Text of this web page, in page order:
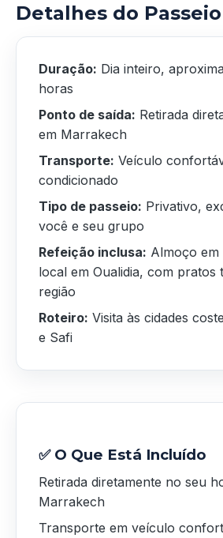
Detalhes do Passeio
Duração: Dia inteiro,
horas
Ponto de saída: Retirada
em Marrakech
Transporte: Veículo
condicionado
Tipo de passeio: Privativo,
você e seu grupo
Refeição inclusa: Almoço
local em Oualidia, com pratos
região
Roteiro: Visita às cidades
e Safi
✅ O Que Está Incluído
Retirada diretamente no seu
Marrakech
Transporte em veículo